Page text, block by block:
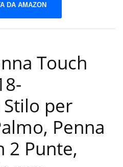
DA AMAZON
Touch
per
Penna
2 Punte,